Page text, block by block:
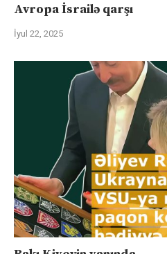
Avropa İsrailə qarşı
İyul 22, 2025